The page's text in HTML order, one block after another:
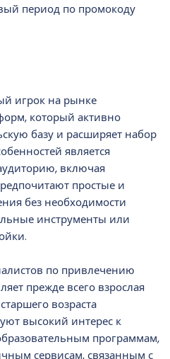
период по промокоду
игрок на рынке
который активно
базу и расширяет набор
является
включая
простые и
без необходимости
инструменты или
по привлечению
прежде всего взрослая
возраста
высокий интерес к
программам,
сервисам, связанным с